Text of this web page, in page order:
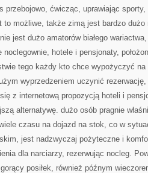
przebojowo, ćwicząc, uprawiając
to możliwe, także zimą jest bardzo dużo
jest dużo amatorów białego
noclegownie, hotele i pensjonaty,
tego każdy kto chce wypożyczyć
wyprzedzeniem uczynić rezerwację,
z internetową propozycją hoteli i
alternatywę. dużo osób pragnie
czasu na dojazd na stok, co w
jest nadzwyczaj pożyteczne i
dla narciarzy, rezerwując nocleg.
posiłek, również późnym